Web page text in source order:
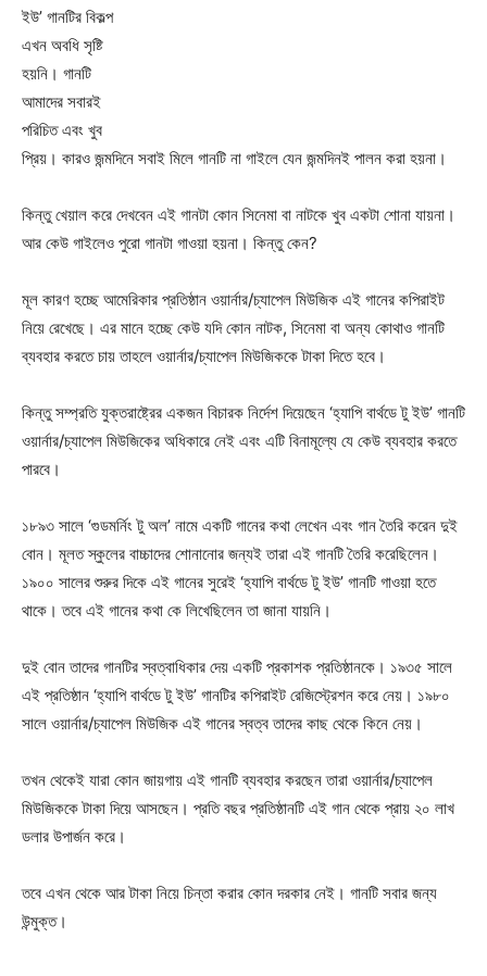
ইউ’ গানটির বিকল্প
এখন অবধি সৃষ্টি
হয়নি। গানটি
আমাদের সবারই
পরিচিত এবং খুব
প্রিয়। কারও জন্মদিনে সবাই মিলে গানটি না গাইলে যেন জন্মদিনই পালন করা হয়না।
কিন্তু খেয়াল করে দেখবেন এই গানটা কোন সিনেমা বা নাটকে খুব একটা শোনা যায়না।
আর কেউ গাইলেও পুরো গানটা গাওয়া হয়না। কিন্তু কেন?
মূল কারণ হচ্ছে আমেরিকার প্রতিষ্ঠান ওয়ার্নার/চ্যাপেল মিউজিক এই গানের কপিরাইট
নিয়ে রেখেছে। এর মানে হচ্ছে কেউ যদি কোন নাটক, সিনেমা বা অন্য কোথাও গানটি
ব্যবহার করতে চায় তাহলে ওয়ার্নার/চ্যাপেল মিউজিককে টাকা দিতে হবে।
কিন্তু সম্প্রতি যুক্তরাষ্ট্রের একজন বিচারক নির্দেশ দিয়েছেন ‘হ্যাপি বার্থডে টু ইউ’ গানটি
ওয়ার্নার/চ্যাপেল মিউজিকের অধিকারে নেই এবং এটি বিনামূল্যে যে কেউ ব্যবহার করতে
পারবে।
১৮৯৩ সালে ‘গুডমর্নিং টু অল’ নামে একটি গানের কথা লেখেন এবং গান তৈরি করেন দুই
বোন। মূলত স্কুলের বাচ্চাদের শোনানোর জন্যই তারা এই গানটি তৈরি করেছিলেন।
১৯০০ সালের শুরুর দিকে এই গানের সুরেই ‘হ্যাপি বার্থডে টু ইউ’ গানটি গাওয়া হতে
থাকে। তবে এই গানের কথা কে লিখেছিলেন তা জানা যায়নি।
দুই বোন তাদের গানটির স্বত্বাধিকার দেয় একটি প্রকাশক প্রতিষ্ঠানকে। ১৯৩৫ সালে
এই প্রতিষ্ঠান ‘হ্যাপি বার্থডে টু ইউ’ গানটির কপিরাইট রেজিস্ট্রেশন করে নেয়। ১৯৮০
সালে ওয়ার্নার/চ্যাপেল মিউজিক এই গানের স্বত্ব তাদের কাছ থেকে কিনে নেয়।
তখন থেকেই যারা কোন জায়গায় এই গানটি ব্যবহার করছেন তারা ওয়ার্নার/চ্যাপেল
মিউজিককে টাকা দিয়ে আসছেন। প্রতি বছর প্রতিষ্ঠানটি এই গান থেকে প্রায় ২০ লাখ
ডলার উপার্জন করে।
তবে এখন থেকে আর টাকা নিয়ে চিন্তা করার কোন দরকার নেই। গানটি সবার জন্য
উন্মুক্ত।